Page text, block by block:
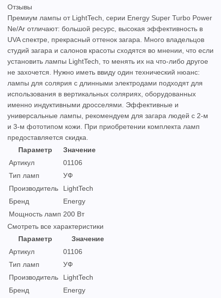
Отзывы
Премиум лампы от LightTech, серии Energy Super Turbo Power
Ne/Ar отличают: большой ресурс, высокая эффективность в
UVA спектре, прекрасный оттенок загара. Много владельцов
студий загара и салонов красоты сходятся во мнении, что если
установить лампы LightTech, то менять их на что-либо другое
не захочется. Нужно иметь ввиду один технический нюанс:
лампы для солярия с длинными электродами подходят для
использования в вертикальных соляриях, оборудованных
именно индуктивными дросселями. Эффективные и
универсальные лампы, рекомендуем для загара людей с 2-м
и 3-м фототипом кожи. При приобретении комплекта ламп
предоставляется скидка.
Параметр
Значение
Артикул
01106
Тип ламп
УФ
Производитель
LightTech
Бренд
Energy
Мощность ламп 200 Вт
Смотреть все характеристики
Параметр
Значение
Артикул
01106
Тип ламп
УФ
Производитель
LightTech
Бренд
Energy